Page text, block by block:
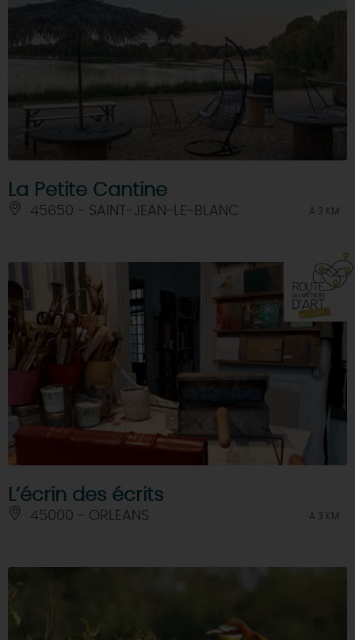
La Petite Cantine
45650 - SAINT-JEAN-LE-BLANC À 3 KM
L’écrin des écrits
45000 - ORLEANS À 3 KM